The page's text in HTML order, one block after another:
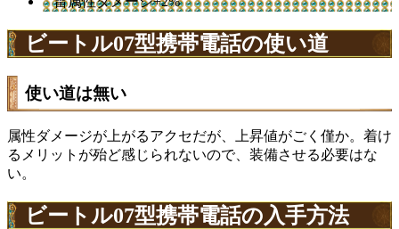
ビートル07型携帯電話の使い道
使い道は無い
属性ダメージが上がるアクセだが、上昇値がごく僅か。着け
るメリットが殆ど感じられないので、装備させる必要はな
い。
ビートル07型携帯電話の入手方法